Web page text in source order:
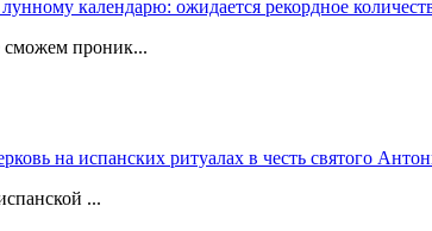
календарю: ожидается рекордное
сможем проник...
на испанских ритуалах в честь святого
...